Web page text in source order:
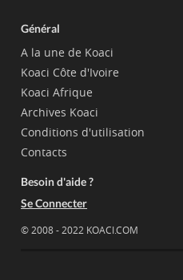
Général
A la une de Koaci
Koaci Côte d'Ivoire
Koaci Afrique
Archives Koaci
Conditions d'utilisation
Contacts
Besoin d'aide ?
Se Connecter
© 2008 - 2022 KOACI.COM